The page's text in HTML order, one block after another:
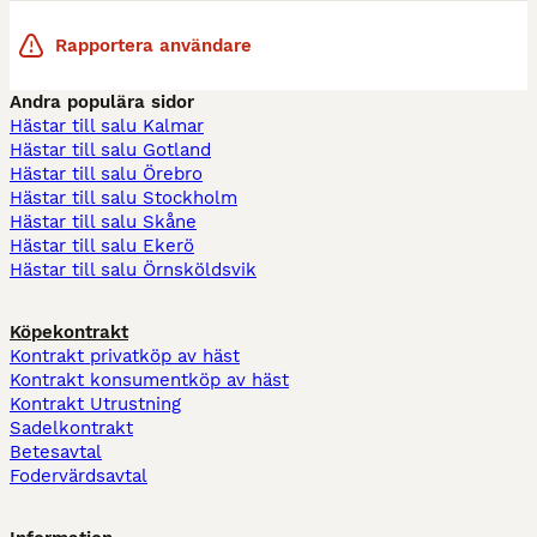
Rapportera användare
Andra populära sidor
Hästar till salu Kalmar
Hästar till salu Gotland
Hästar till salu Örebro
Hästar till salu Stockholm
Hästar till salu Skåne
Hästar till salu Ekerö
Hästar till salu Örnsköldsvik
Köpekontrakt
Kontrakt privatköp av häst
Kontrakt konsumentköp av häst
Kontrakt Utrustning
Sadelkontrakt
Betesavtal
Fodervärdsavtal